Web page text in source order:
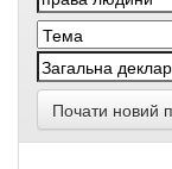
Почати новий